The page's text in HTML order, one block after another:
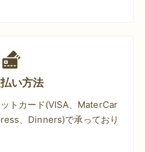
い方法
トカード(VISA、MaterCar
、Dinners)で承っており